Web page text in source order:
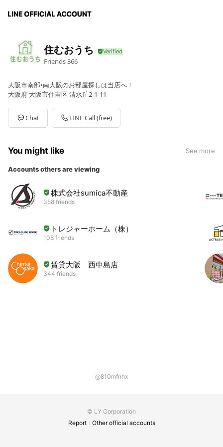
住むおうち
Friends366
大阪市南部•南大阪のお部屋探しは当店へ！
大阪府 大阪市住吉区 清水丘2-1-11
Chat LINE Call (free)
You might like See more
Accounts others are viewing
株式会社sumica不動産
358 friends
トレジャーホーム（株）
108 friends
賃貸大阪 西中島店
344 friends
@810mfnhx
© LY Corporation
Report
Other official accounts